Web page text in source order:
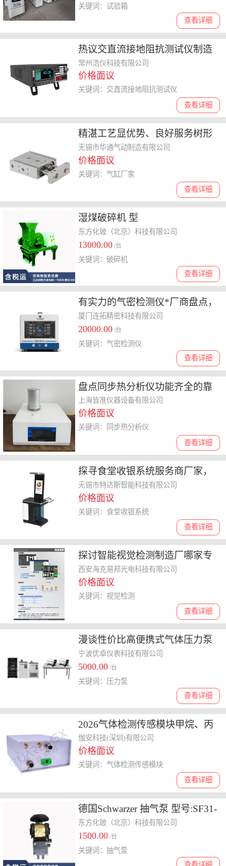
查看详细
关键词：试验箱
热议交直流接地阻抗测试仪制造
厂，哪家的合作案例更多？
常州浩仪科技有限公司
价格面议
查看详细
关键词：交直流接地阻抗测试仪
精湛工艺显优势、良好服务树形
象——带阀气缸厂家怎么样，详
细分析
‌无锡市华通气动制造有限公司
价格面议
查看详细
关键词：气缸厂家
湿煤破碎机 型
号:M367990/400*300库号：
D367990
东方化玻（北京）科技有限公司
13000.00 /台
查看详细
关键词：破碎机
有实力的气密检测仪*厂商盘点，
气密检测便携式方案如何选择
厦门连拓精密科技有限公司
20000.00 /台
查看详细
关键词：气密检测仪
盘点同步热分析仪功能齐全的靠
谱品牌，价格多少钱
上海皆准仪器设备有限公司
价格面议
查看详细
关键词：同步热分析仪
探寻食堂收银系统服务商厂家，
口碑好的有哪些
无锡市特达斯智能科技有限公司
价格面议
查看详细
关键词：食堂收银系统
探讨智能视觉检测制造厂哪家专
业，选购不再迷茫
西安海克易邦光电科技有限公司
价格面议
查看详细
关键词：视觉检测
漫谈性价比高便携式气体压力泵
工厂，价格和质量如何平衡
宁波优卓仪表科技有限公司
5000.00 /台
查看详细
关键词：压力泵
2026气体检测传感模块甲烷、丙
烷检测模块厂家价格揭秘，费用
多少
伽安科技(深圳)有限公司
价格面议
查看详细
关键词：气体检测传感模块
德国Schwarzer 抽气泵 型号:SF31-
SPV700EC/ 700EH库号：
D192580
东方化玻（北京）科技有限公司
1500.00 /台
查看详细
关键词：抽气泵